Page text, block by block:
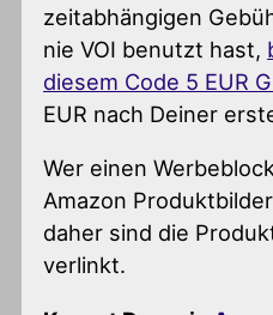
zeitabhängigen
nie VOI benutzt hast,
diesem Code 5 EUR
EUR nach Deiner
Wer einen
Amazon
daher sind die
verlinkt.